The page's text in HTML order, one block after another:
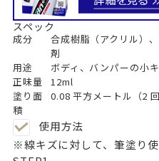
スペック
成分
合成樹脂（アクリル）
剤
用途
ボディ、バンパーの小
正味量
12ml
塗り面
積
0.08 平方メートル（2 回
使用方法
※線キズに対して、筆塗り使